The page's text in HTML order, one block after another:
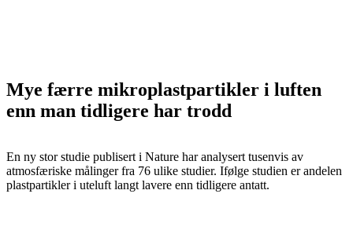
Mye færre mikroplastpartikler i luften
enn man tidligere har trodd
En ny stor studie publisert i Nature har analysert tusenvis av
atmosfæriske målinger fra 76 ulike studier. Ifølge studien er andelen
plastpartikler i uteluft langt lavere enn tidligere antatt.